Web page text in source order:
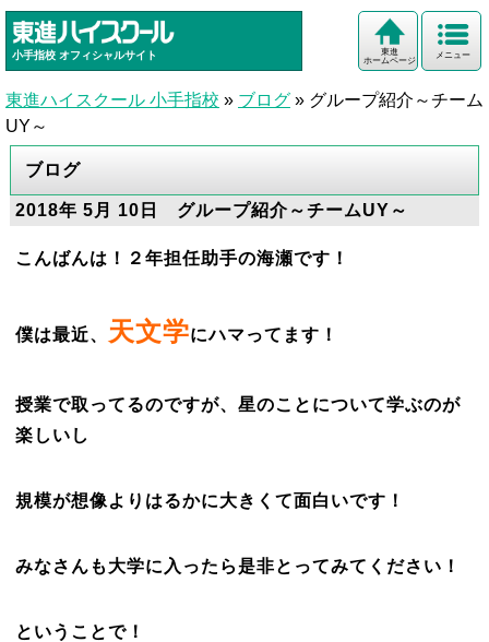
小手指校 オフィシャルサイト メニュー
東進
ホームページ
東進ハイスクール 小手指校 » ブログ » グループ紹介～チーム
UY～
ブログ
2018年 5月 10日 グループ紹介～チームUY～
こんばんは！２年担任助手の海瀬です！
僕は最近、 天文学にハマってます！
授業で取ってるのですが、星のことについて学ぶのが
楽しいし
規模が想像よりはるかに大きくて面白いです！
みなさんも大学に入ったら是非とってみてください！
ということで！